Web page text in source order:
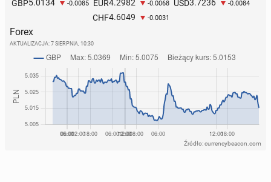
GBP5.0134 -0.0085 EUR4.2982 -0.0068 USD3.7236 -0.0084
CHF4.6049 -0.0031
Forex
AKTUALIZACJA: 7 SIERPNIA, 10:30
Źródło: currencybeacon.com